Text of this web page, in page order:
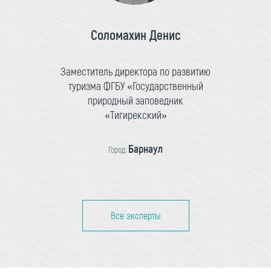
Соломахин Денис
Заместитель директора по развитию
туризма ФГБУ «Государственный
природный заповедник
«Тигирекский»
Город: Барнаул
Все эксперты